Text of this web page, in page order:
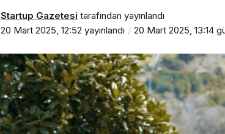
Startup Gazetesi tarafından yayınlandı
20 Mart 2025, 12:52 yayınlandı 20 Mart 2025, 13:14